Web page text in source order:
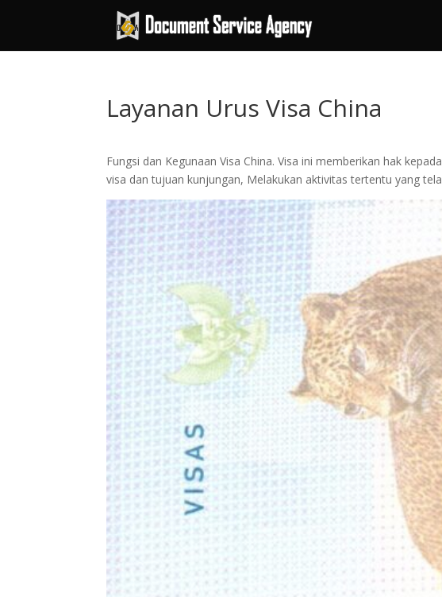
Layanan Urus Visa China
Fungsi dan Kegunaan Visa China. Visa ini memberikan hak
visa dan tujuan kunjungan, Melakukan aktivitas tertentu yang